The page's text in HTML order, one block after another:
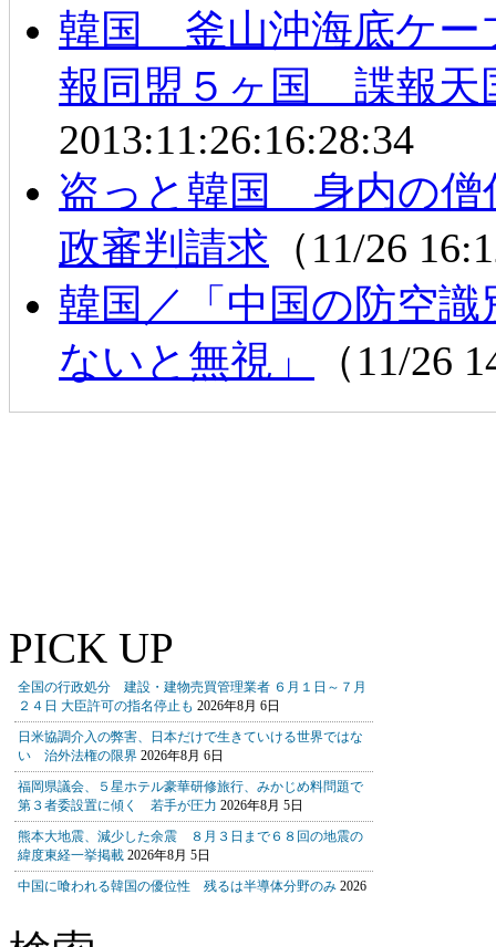
韓国 釜山沖海底ケ
報同盟５ヶ国 諜報天
2013:11:26:16:28:34
盗っと韓国 身内の僧
政審判請求 （11/26
韓国／「中国の防空
ないと無視」
（11/26
PICK UP